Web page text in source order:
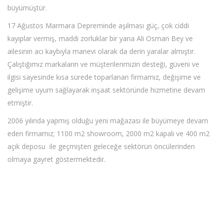
büyümüştür.
17 Ağustos Marmara Depreminde aşılması güç, çok ciddi
kayıplar vermiş, maddi zorluklar bir yana Ali Osman Bey ve
ailesinin acı kaybıyla manevi olarak da derin yaralar almıştır.
Çalıştığımız markaların ve müşterilerimizin desteği, güveni ve
ilgisi sayesinde kısa sürede toparlanan firmamız, değişime ve
gelişime uyum sağlayarak inşaat sektöründe hizmetine devam
etmiştir.
2006 yılında yapmış olduğu yeni mağazası ile büyümeye devam
eden firmamız; 1100 m2 showroom, 2000 m2 kapalı ve 400 m2
açık deposu ile geçmişten geleceğe sektörün öncülerinden
olmaya gayret göstermektedir.